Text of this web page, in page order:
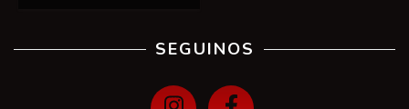
SEGUINOS